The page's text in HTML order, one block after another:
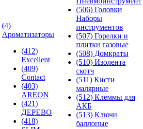
(4)
Ароматизаторы
(412)
Excellent
(409)
Contact
(403)
AREON
(421)
ДЕРЕВО
(418)
(506) Головки
Наборы
инструментов
(507) Горелки и
плитки газовые
(508) Домкраты
(510) Изолента
скотч
(511) Кисти
малярные
(512) Клеммы для
АКБ
(513) Ключи
баллоные